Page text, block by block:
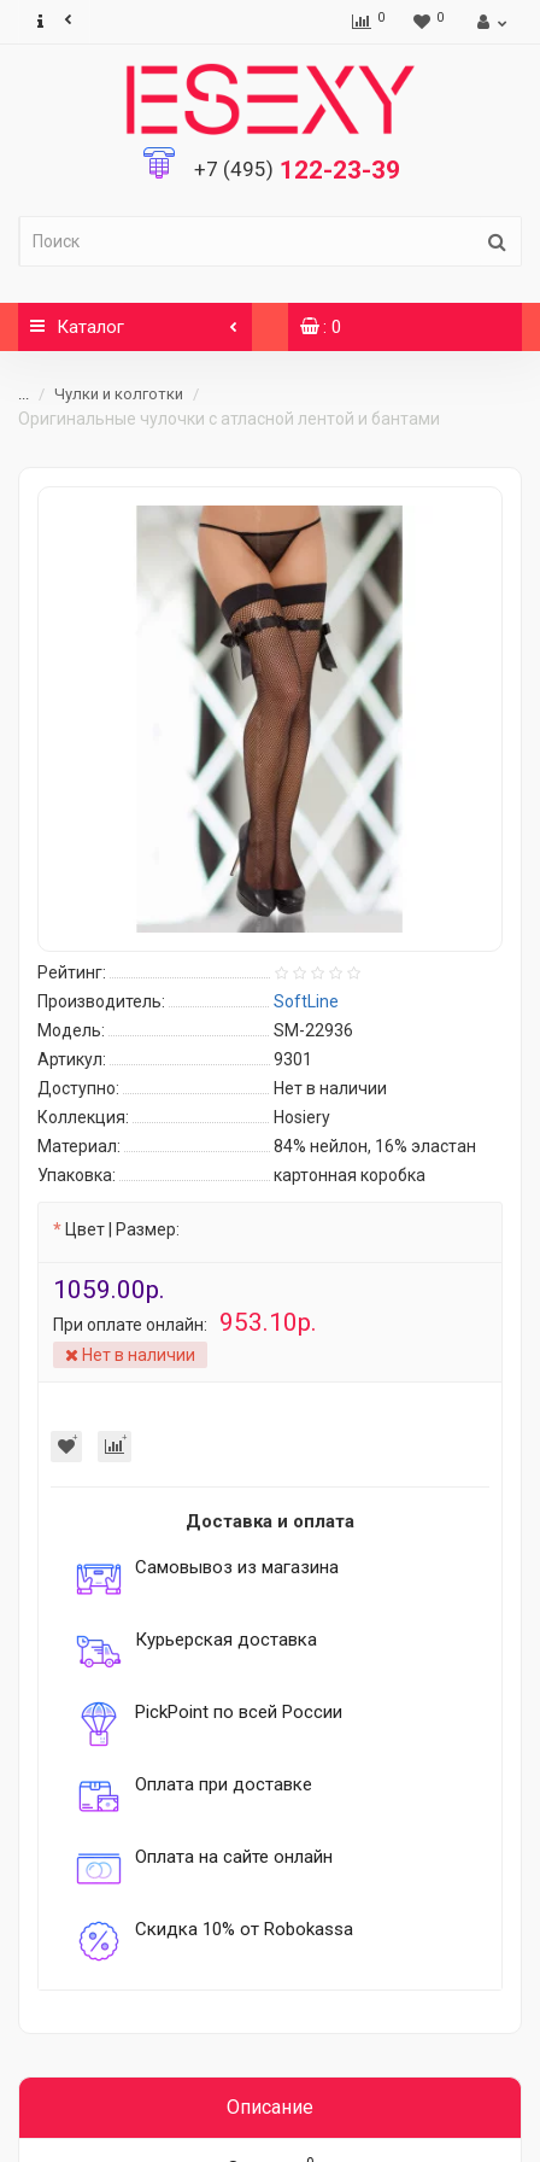
0 0
+7 (495) 122-23-39
Каталог : 0
... Чулки и колготки
Оригинальные чулочки с атласной лентой и бантами
Рейтинг:
Производитель:
SoftLine
Модель:
SM-22936
Артикул:
9301
Доступно:
Нет в наличии
Коллекция:
Hosiery
Материал:
84% нейлон, 16% эластан
Упаковка:
картонная коробка
Цвет | Размер:
1059.00р.
При оплате онлайн: 953.10р.
Нет в наличии
Доставка и оплата
Самовывоз из магазина
Курьерская доставка
PickPoint по всей России
Оплата при доставке
Оплата на сайте онлайн
Скидка 10% от Robokassa
Описание